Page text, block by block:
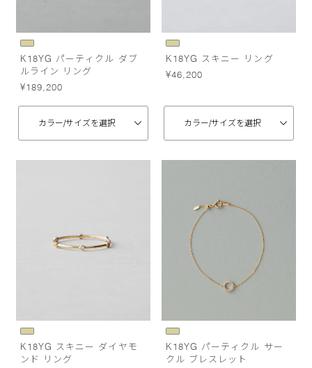
K18YG パーティクル ダブ
ルライン リング
¥189,200
カラー/サイズを選択
K18YG スキニー リング
¥46,200
カラー/サイズを選択
K18YG スキニー ダイヤモ
ンド リング
K18YG パーティクル サー
クル ブレスレット